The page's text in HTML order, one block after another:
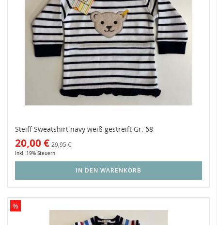
Steiff Sweatshirt navy weiß gestreift Gr. 68
20,00 € 29,95 €
Inkl. 19% Steuern
IN DEN WARENKORB
%